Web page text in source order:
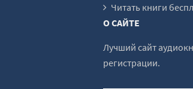
Читать книги
О САЙТЕ
Лучший сайт
регистрации.